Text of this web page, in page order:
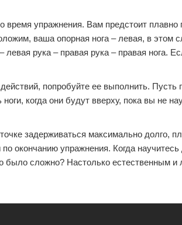
упражнения. Вам предстоит плавно
ваша опорная нога – левая, в этом
рука – правая рука – правая нога.
попробуйте ее выполнить. Пусть
когда они будут вверху, пока вы не
задерживаться максимально долго,
окончанию упражнения. Когда научитесь
было сложно? Настолько естественным и